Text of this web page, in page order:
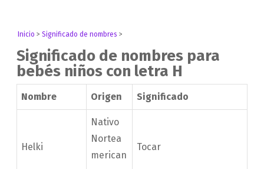
Inicio >Significado de nombres >
Significado de nombres para
bebés niños con letra H
Nombre Origen Significado
Helki
Nativo
Nortea
merican
Tocar